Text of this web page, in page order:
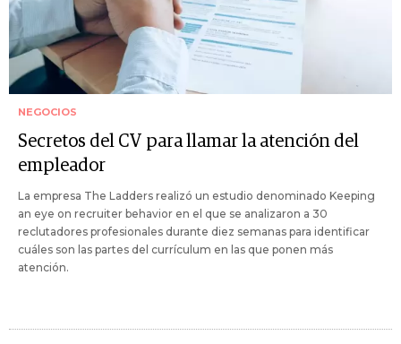
NEGOCIOS
Secretos del CV para llamar la atención del
empleador
La empresa The Ladders realizó un estudio denominado Keeping
an eye on recruiter behavior en el que se analizaron a 30
reclutadores profesionales durante diez semanas para identificar
cuáles son las partes del currículum en las que ponen más
atención.